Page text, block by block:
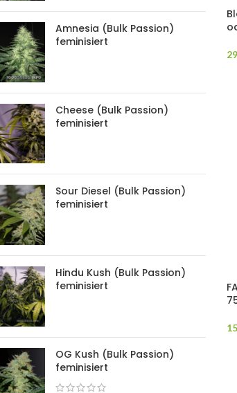
Amnesia (Bulk Passion)
feminisiert
Cheese (Bulk Passion)
feminisiert
Sour Diesel (Bulk Passion)
feminisiert
Hindu Kush (Bulk Passion)
feminisiert
OG Kush (Bulk Passion)
feminisiert